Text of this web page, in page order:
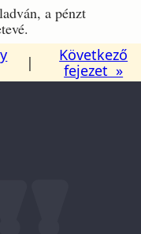
a pénzt
|
Következő
fejezet »